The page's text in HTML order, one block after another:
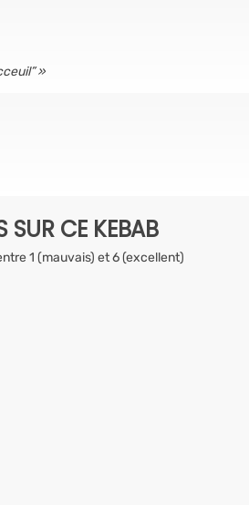
SUR CE KEBAB
1 (mauvais) et 6 (excellent)